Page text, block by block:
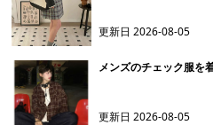
更新日2026-08-05
メンズのチェック服を
更新日2026-08-05